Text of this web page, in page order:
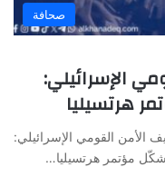
صحافة
الإسرائيلي:
هرتسيليا
الأمن القومي الإسرائيلي:
مؤتمر هرتسيليا…